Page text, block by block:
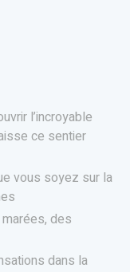
l’incroyable
ce sentier
vous soyez sur la
des
dans la